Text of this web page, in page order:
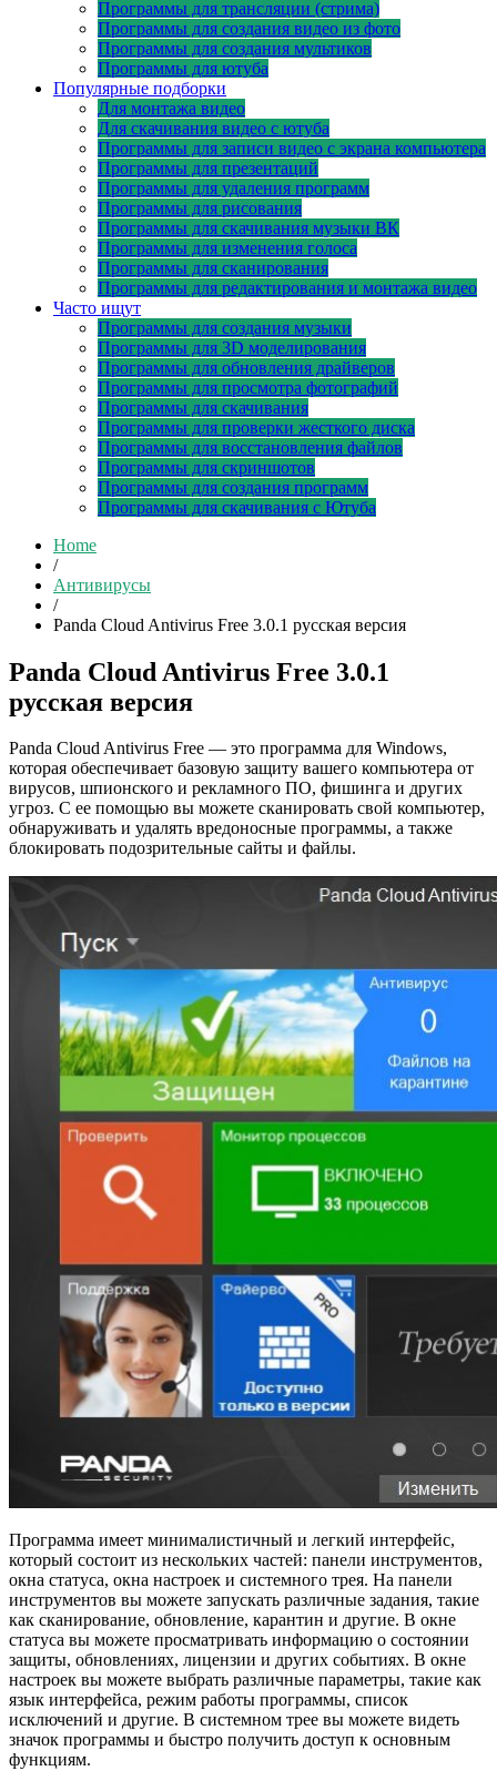
Программы для трансляции (стрима)
Программы для создания видео из фото
Программы для создания мультиков
Программы для ютуба
Популярные подборки
Для монтажа видео
Для скачивания видео с ютуба
Программы для записи видео с экрана компьютера
Программы для презентаций
Программы для удаления программ
Программы для рисования
Программы для скачивания музыки ВК
Программы для изменения голоса
Программы для сканирования
Программы для редактирования и монтажа видео
Часто ищут
Программы для создания музыки
Программы для 3D моделирования
Программы для обновления драйверов
Программы для просмотра фотографий
Программы для скачивания
Программы для проверки жесткого диска
Программы для восстановления файлов
Программы для скриншотов
Программы для создания программ
Программы для скачивания с Ютуба
Home
/
Антивирусы
/
Panda Cloud Antivirus Free 3.0.1 русская версия
Panda Cloud Antivirus Free 3.0.1
русская версия
Panda Cloud Antivirus Free — это программа для Windows,
которая обеспечивает базовую защиту вашего компьютера от
вирусов, шпионского и рекламного ПО, фишинга и других
угроз. С ее помощью вы можете сканировать свой компьютер,
обнаруживать и удалять вредоносные программы, а также
блокировать подозрительные сайты и файлы.
Программа имеет минималистичный и легкий интерфейс,
который состоит из нескольких частей: панели инструментов,
окна статуса, окна настроек и системного трея. На панели
инструментов вы можете запускать различные задания, такие
как сканирование, обновление, карантин и другие. В окне
статуса вы можете просматривать информацию о состоянии
защиты, обновлениях, лицензии и других событиях. В окне
настроек вы можете выбрать различные параметры, такие как
язык интерфейса, режим работы программы, список
исключений и другие. В системном трее вы можете видеть
значок программы и быстро получить доступ к основным
функциям.